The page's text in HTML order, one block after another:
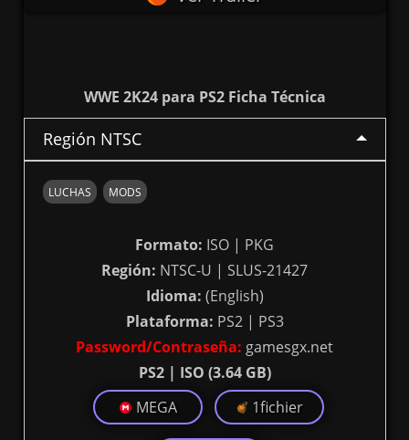
WWE 2K24 para PS2 Ficha Técnica
Región NTSC
LUCHAS MODS
Formato: ISO | PKG
Región: NTSC-U | SLUS-21427
Idioma: (English)
Plataforma: PS2 | PS3
Password/Contraseña: gamesgx.net
PS2 | ISO (3.64 GB)
MEGA
1fichier